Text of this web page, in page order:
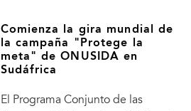
Comienza la gira mundial de
la campaña "Protege la
meta" de ONUSIDA en
Sudáfrica
El Programa Conjunto de las